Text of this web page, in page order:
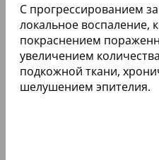
С прогрессированием
локальное воспаление,
покраснением
увеличением
подкожной ткани,
шелушением эпителия.